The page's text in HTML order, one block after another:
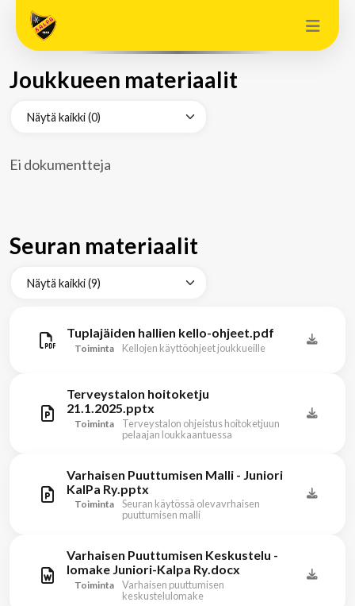
Joukkueen materiaalit
Ei dokumentteja
Seuran materiaalit
Tuplajäiden hallien kello-ohjeet.pdf
Toiminta Kellojen käyttöohjeet joukkueille
Terveystalon hoitoketju
21.1.2025.pptx
Toiminta
Terveystalon ohjeistus hoitoketjuun
pelaajan loukkaantuessa
Varhaisen Puuttumisen Malli - Juniori
KalPa Ry.pptx
Toiminta
Seuran käytössä olevavrhaisen
puuttumisen malli
Varhaisen Puuttumisen Keskustelu -
lomake Juniori-Kalpa Ry.docx
Toiminta
Varhaisen puuttumisen
keskustelulomake